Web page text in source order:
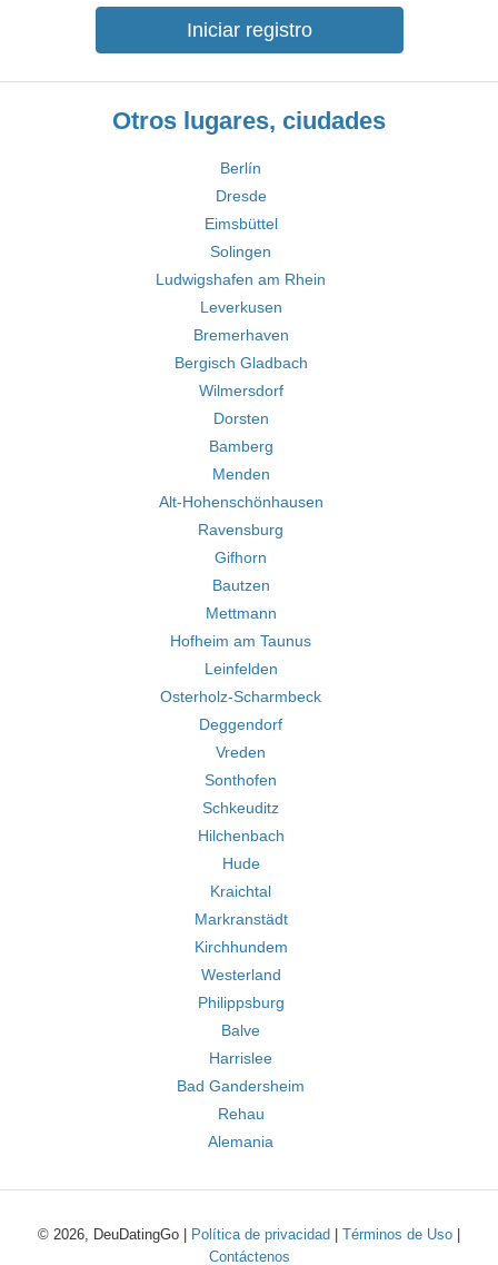
Iniciar registro
Otros lugares, ciudades
Berlín
Dresde
Eimsbüttel
Solingen
Ludwigshafen am Rhein
Leverkusen
Bremerhaven
Bergisch Gladbach
Wilmersdorf
Dorsten
Bamberg
Menden
Alt-Hohenschönhausen
Ravensburg
Gifhorn
Bautzen
Mettmann
Hofheim am Taunus
Leinfelden
Osterholz-Scharmbeck
Deggendorf
Vreden
Sonthofen
Schkeuditz
Hilchenbach
Hude
Kraichtal
Markranstädt
Kirchhundem
Westerland
Philippsburg
Balve
Harrislee
Bad Gandersheim
Rehau
Alemania
© 2026, DeuDatingGo | Política de privacidad Términos de Uso
Contáctenos